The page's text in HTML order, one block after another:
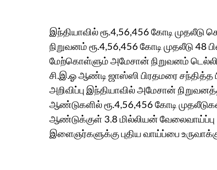
இந்தியாவில் ரூ.4,56,456 கோடி
நிறுவனம் ரூ.4,56,456 கோடி முதலீடு
மேற்கொள்ளும் அமேசான் நிறுவனம்
சி.இ.ஓ ஆண்டி ஜாஸ்ஸி பிரதமரை
அறிவிப்பு இந்தியாவில் அமேசான்
ஆண்டுகளில் ரூ.4,56,456 கோடி
ஆண்டுக்குள் 3.8 மில்லியன்
இளைஞர்களுக்கு புதிய வாய்ப்பை